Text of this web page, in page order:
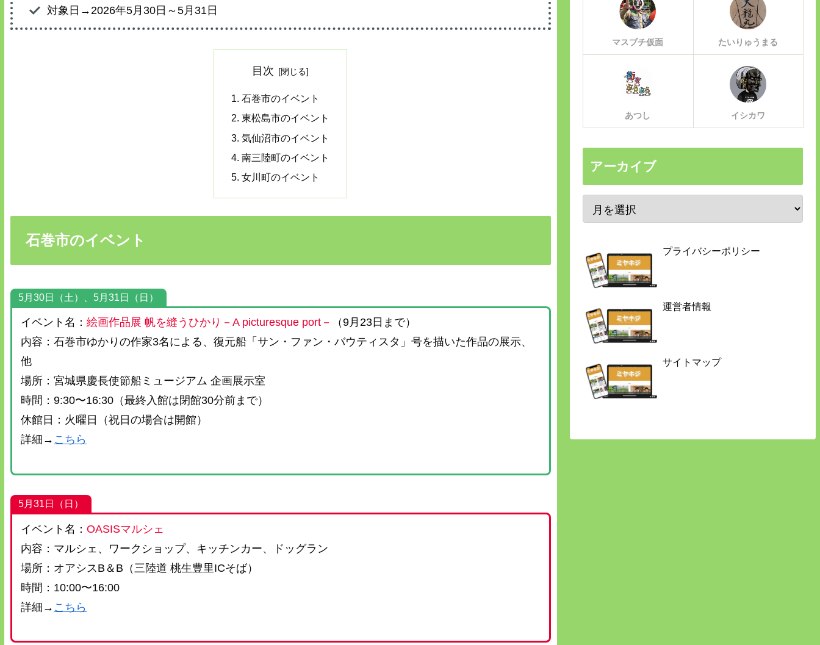
対象日→2026年5月30日～5月31日
目次
石巻市のイベント
東松島市のイベント
気仙沼市のイベント
南三陸町のイベント
女川町のイベント
石巻市のイベント
5月30日（土）、5月31日（日）
イベント名：絵画作品展 帆を縫うひかり－A picturesque port－
（9月23日まで）
内容：石巻市ゆかりの作家3名による、復元船「サン・ファン・バウティスタ」号を描いた作品の展示、
他
場所：宮城県慶長使節船ミュージアム 企画展示室
時間：9:30〜16:30（最終入館は閉館30分前まで）
休館日：火曜日（祝日の場合は開館）
詳細→ こちら
5月31日（日）
イベント名：OASISマルシェ
内容：マルシェ、ワークショップ、キッチンカー、ドッグラン
場所：オアシスB＆B（三陸道 桃生豊里ICそば）
時間：10:00〜16:00
詳細→ こちら
マスブチ仮面 たいりゅうまる
あつし イシカワ
アーカイブ
プライバシーポリシー
運営者情報
サイトマップ